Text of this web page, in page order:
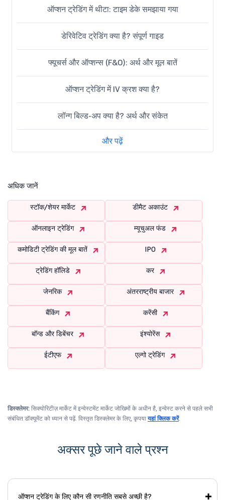
ऑप्शन ट्रेडिंग में थीटा: टाइम डेके समझाया गया
डेरिवेटिव ट्रेडिंग क्या है? संपूर्ण गाइड
फ्यूचर्स और ऑप्शन्स (F&O): अर्थ और मूल बातें
ऑप्शन ट्रेडिंग में IV क्रश क्या है?
लॉन्ग बिल्ड-अप क्या है? अर्थ और संकेत
और पढ़ें
अधिक जानें
स्टॉक/शेयर मार्केट डीमैट अकाउंट
ऑनलाइन ट्रेडिंग म्यूचुअल फंड
कमोडिटी ट्रेडिंग की मूल बातें IPO
ट्रेडिंग हॉलिडे कर
जेनरिक अंतरराष्ट्रीय बाजार
बैंकिंग करेंसी
बॉन्ड और डिबेंचर इंश्योरेंस
ईटीएफ एल्गो ट्रेडिंग
डिस्क्लेमर: सिक्योरिटीज़ मार्केट में इन्वेस्टमेंट मार्केट जोखिमों के अधीन है, इन्वेस्ट करने से पहले सभी
संबंधित डॉक्यूमेंट को ध्यान से पढ़ें. विस्तृत डिस्क्लेमर के लिए, कृपयायहां क्लिक करें.
अक्सर पूछे जाने वाले प्रश्न
ऑप्शन ट्रेडिंग के लिए कौन सी रणनीति सबसे अच्छी है?